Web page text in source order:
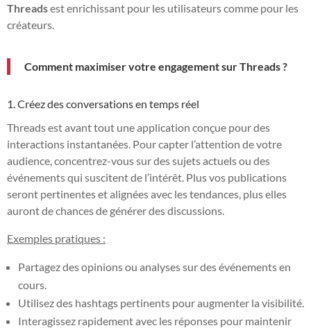
Threadsest enrichissant pour les utilisateurs comme pour les
créateurs.
Comment maximiser votre engagement sur Threads ?
1. Créez des conversations en temps réel
Threads est avant tout une application conçue pour des
interactions instantanées. Pour capter l’attention de votre
audience, concentrez-vous sur des sujets actuels ou des
événements qui suscitent de l’intérêt. Plus vos publications
seront pertinentes et alignées avec les tendances, plus elles
auront de chances de générer des discussions.
Exemples pratiques :
Partagez des opinions ou analyses sur des événements en
cours.
Utilisez des hashtags pertinents pour augmenter la visibilité.
Interagissez rapidement avec les réponses pour maintenir